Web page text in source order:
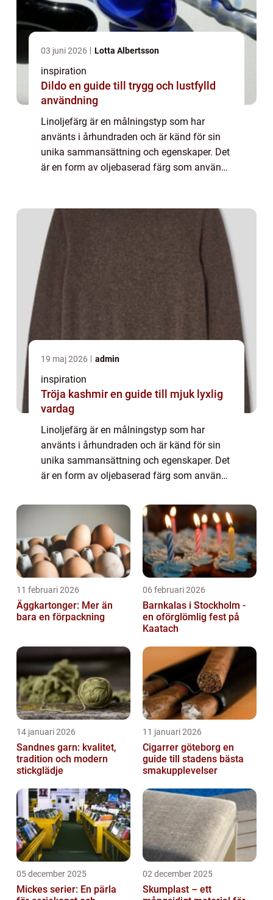
03 juni 2026 Lotta Albertsson
inspiration
Dildo en guide till trygg och lustfylld
användning
Linoljefärg är en målningstyp som har
använts i århundraden och är känd för sin
unika sammansättning och egenskaper. Det
är en form av oljebaserad färg som används
19 maj 2026 admin
inspiration
Tröja kashmir en guide till mjuk lyxlig
vardag
Linoljefärg är en målningstyp som har
använts i århundraden och är känd för sin
unika sammansättning och egenskaper. Det
är en form av oljebaserad färg som används
11 februari 2026
Äggkartonger: Mer än
bara en förpackning
06 februari 2026
Barnkalas i Stockholm -
en oförglömlig fest på
Kaatach
14 januari 2026
Sandnes garn: kvalitet,
tradition och modern
stickglädje
11 januari 2026
Cigarrer göteborg en
guide till stadens bästa
smakupplevelser
05 december 2025
Mickes serier: En pärla
02 december 2025
Skumplast – ett